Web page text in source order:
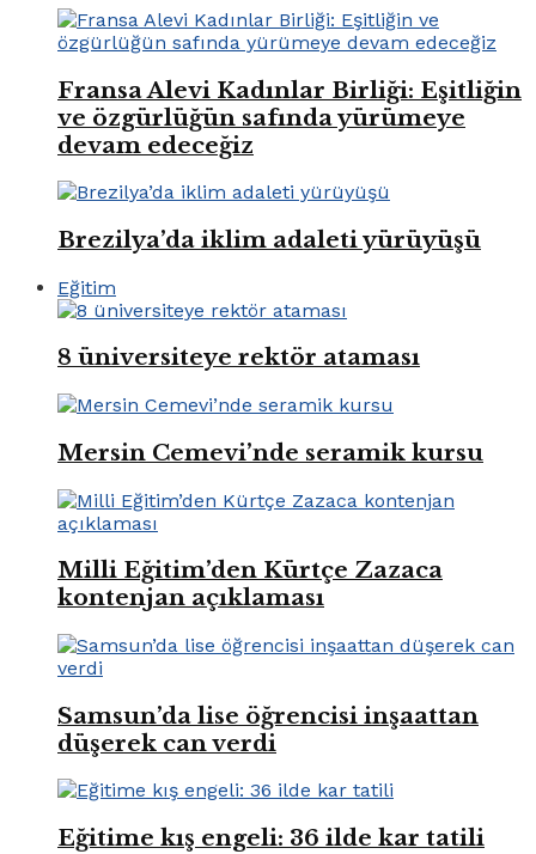
Fransa Alevi Kadınlar Birliği: Eşitliğin
ve özgürlüğün safında yürümeye
devam edeceğiz
Brezilya’da iklim adaleti yürüyüşü
Eğitim
8 üniversiteye rektör ataması
Mersin Cemevi’nde seramik kursu
Milli Eğitim’den Kürtçe Zazaca
kontenjan açıklaması
Samsun’da lise öğrencisi inşaattan
düşerek can verdi
Eğitime kış engeli: 36 ilde kar tatili